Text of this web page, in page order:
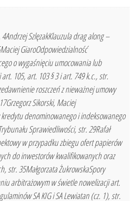
SzlęzakKlauzula drag along –
GiaroOdpowiedzialność
o wygaśnięciu umocowania lub
105, art. 103 § 3 i art. 749 k.c., str.
roszczeń z nieważnej umowy
Sikorski, Maciej
denominowanego i indeksowanego
Sprawiedliwości, str. 29Rafał
w przypadku zbiegu ofert papierów
do inwestorów kwalifikowanych oraz
str. 35Małgorzata ŻukrowskaSpory
arbitrażowym w świetle nowelizacji art.
SA KIG i SA Lewiatan (cz. 1), str.